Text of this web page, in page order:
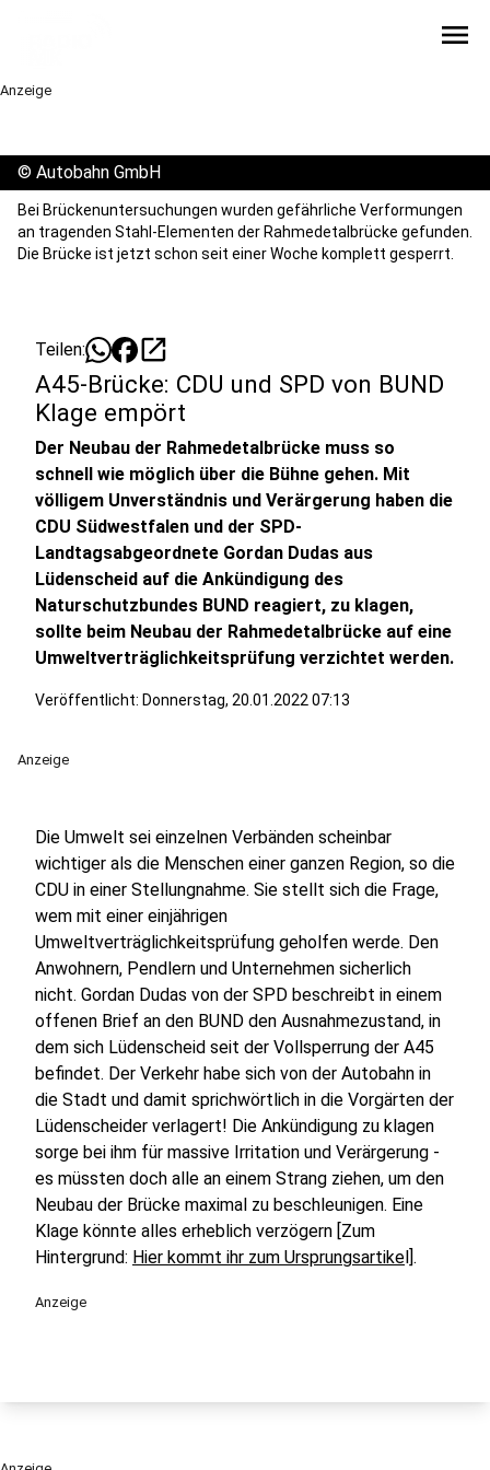
menu
Anzeige
© Autobahn GmbH
Bei Brückenuntersuchungen wurden gefährliche Verformungen
an tragenden Stahl-Elementen der Rahmedetalbrücke gefunden.
Die Brücke ist jetzt schon seit einer Woche komplett gesperrt.
Teilen: open_in_new
A45-Brücke: CDU und SPD von BUND
Klage empört
Der Neubau der Rahmedetalbrücke muss so
schnell wie möglich über die Bühne gehen. Mit
völligem Unverständnis und Verärgerung haben die
CDU Südwestfalen und der SPD-
Landtagsabgeordnete Gordan Dudas aus
Lüdenscheid auf die Ankündigung des
Naturschutzbundes BUND reagiert, zu klagen,
sollte beim Neubau der Rahmedetalbrücke auf eine
Umweltverträglichkeitsprüfung verzichtet werden.
Veröffentlicht: Donnerstag, 20.01.2022 07:13
Anzeige
Die Umwelt sei einzelnen Verbänden scheinbar
wichtiger als die Menschen einer ganzen Region, so die
CDU in einer Stellungnahme. Sie stellt sich die Frage,
wem mit einer einjährigen
Umweltverträglichkeitsprüfung geholfen werde. Den
Anwohnern, Pendlern und Unternehmen sicherlich
nicht. Gordan Dudas von der SPD beschreibt in einem
offenen Brief an den BUND den Ausnahmezustand, in
dem sich Lüdenscheid seit der Vollsperrung der A45
befindet. Der Verkehr habe sich von der Autobahn in
die Stadt und damit sprichwörtlich in die Vorgärten der
Lüdenscheider verlagert! Die Ankündigung zu klagen
sorge bei ihm für massive Irritation und Verärgerung -
es müssten doch alle an einem Strang ziehen, um den
Neubau der Brücke maximal zu beschleunigen. Eine
Klage könnte alles erheblich verzögern [Zum
Hintergrund: Hier kommt ihr zum Ursprungsartikel].
Anzeige